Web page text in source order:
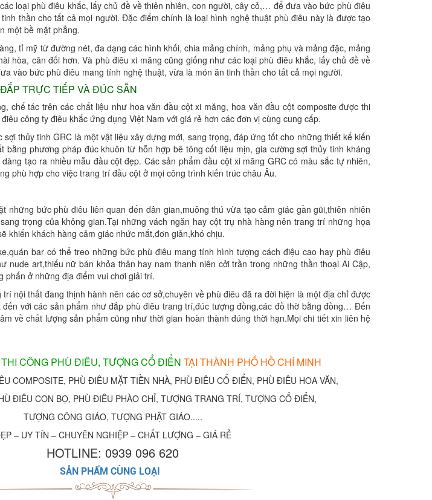
loại phù điêu khắc, lấy chủ đề về thiên nhiên, con người, cây cỏ,… để đưa vào bức phù điêu
thần cho tất cả mọi người. Đặc điểm chính là loại hình nghệ thuật phù điêu này là được tạo
một bề mặt phẳng.
tỉ mỹ từ đường nét, đa dạng các hình khối, chia mảng chính, mảng phụ và mảng đặc, mảng
hòa, cân đối hơn. Và phù điêu xi măng cũng giống như các loại phù điêu khắc, lấy chủ đề về
vào bức phù điêu mang tính nghệ thuật, vừa là món ăn tinh thần cho tất cả mọi người.
TRỰC TIẾP VÀ ĐÚC SẴN
chế tác trên các chất liệu như hoa văn đầu cột xi măng, hoa văn đầu cột composite được thi
công ty điêu khắc ứng dụng Việt Nam với giá rẻ hơn các đơn vị cùng cung cấp.
sợi thủy tinh GRC là một vật liệu xây dựng mới, sang trọng, đáp ứng tốt cho những thiết kế kiến
bằng phương pháp đúc khuôn từ hỗn hợp bê tông cốt liệu mịn, gia cường sợi thủy tinh kháng
tạo ra nhiều mẫu đầu cột đẹp. Các sản phẩm đầu cột xi măng GRC có màu sắc tự nhiên,
phù hợp cho việc trang trí đầu cột ở mọi công trình kiến trúc châu Âu.
những bức phù điêu liên quan đến dân gian,muông thú vừa tạo cảm giác gần gũi,thiên nhiên
trọng của không gian.Tại những vách ngăn hay cột trụ nhà hàng nên trang trí những họa
khiến khách hàng cảm giác nhức mắt,đơn giản,khó chịu.
bar có thể treo những bức phù điêu mang tính hình tượng cách điệu cao hay phù điêu
nude art,thiếu nữ bán khỏa thân hay nam thanh niên cởi trần trong những thần thoại Ai Cập,
ở những địa điểm vui chơi giải trí.
nội thất đang thịnh hành nên các cơ sở,chuyên về phù điêu đã ra đời hiện là một địa chỉ được
với các sản phẩm như đắp phù điêu trang trí,đúc tượng đồng,các đồ thờ bằng đồng… Đến
về chất lượng sản phẩm cũng như thời gian hoàn thành đúng thời hạn.Mọi chi tiết xin liên hệ
CÔNG PHÙ ĐIÊU, TƯỢNG CỔ ĐIỂNTẠI THÀNH PHỐ HỒ CHÍ MINH
COMPOSITE, PHÙ ĐIÊU MẶT TIỀN NHÀ, PHÙ ĐIÊU CỔ ĐIỂN, PHÙ ĐIÊU HOA VĂN,
ĐIÊU CON BỌ, PHÙ ĐIÊU PHÀO CHỈ, TƯỢNG TRANG TRÍ, TƯỢNG CỔ ĐIỂN,
TƯỢNG CÔNG GIÁO, TƯỢNG PHẬT GIÁO.....
– UY TÍN – CHUYÊN NGHIỆP – CHẤT LƯỢNG – GIÁ RẺ
HOTLINE: 0939 096 620
SẢN PHẨM CÙNG LOẠI